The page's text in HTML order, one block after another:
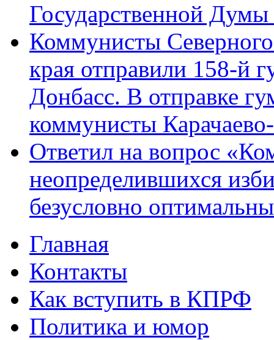
Государственной
Коммунисты Северного
края отправили 158-й
Донбасс. В отправке
коммунисты
Ответил на вопрос
неопределившихся
безусловно
Главное меню
Главная
Контакты
Как вступить в КПРФ
Политика и юмор